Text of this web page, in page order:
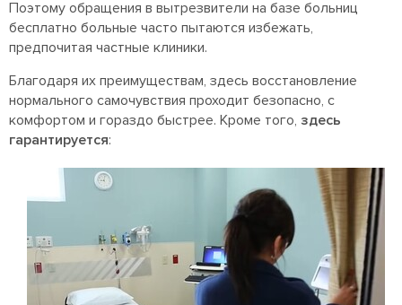
Поэтому обращения в вытрезвители на базе больниц
бесплатно больные часто пытаются избежать,
предпочитая частные клиники.
Благодаря их преимуществам, здесь восстановление
нормального самочувствия проходит безопасно, с
комфортом и гораздо быстрее. Кроме того, здесь
гарантируется: